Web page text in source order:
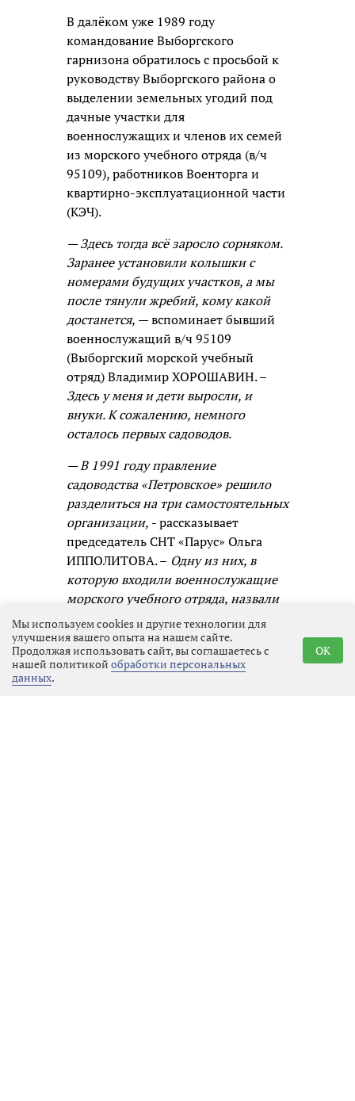
В далёком уже 1989 году
командование Выборгского
гарнизона обратилось с просьбой к
руководству Выборгского района о
выделении земельных угодий под
дачные участки для
военнослужащих и членов их семей
из морского учебного отряда (в/ч
95109), работников Военторга и
квартирно-эксплуатационной части
(КЭЧ).
— Здесь тогда всё заросло сорняком.
Заранее установили колышки с
номерами будущих участков, а мы
после тянули жребий, кому какой
достанется, — вспоминает бывший
военнослужащий в/ч 95109
(Выборгский морской учебный
отряд) Владимир ХОРОШАВИН. –
Здесь у меня и дети выросли, и
внуки. К сожалению, немного
осталось первых садоводов.
— В 1991 году правление
садоводства «Петровское» решило
разделиться на три самостоятельных
организации, - рассказывает
председатель СНТ «Парус» Ольга
ИППОЛИТОВА. – Одну из них, в
которую входили военнослужащие
морского учебного отряда, назвали
«Парус». Понятно почему, ведь
моряки ассоциируются с
романтикой, водными просторами,
кораблями. Ветер наполняет паруса
Мы используем cookies и другие технологии для
улучшения вашего опыта на нашем сайте.
Продолжая использовать сайт, вы соглашаетесь с
нашей политикой обработки персональных
данных.
OK